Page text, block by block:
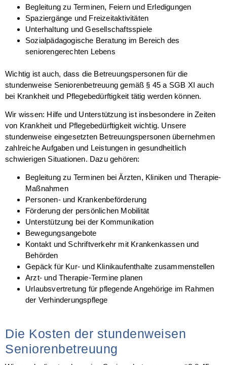
Begleitung zu Terminen, Feiern und Erledigungen
Spaziergänge und Freizeitaktivitäten
Unterhaltung und Gesellschaftsspiele
Sozialpädagogische Beratung im Bereich des
seniorengerechten Lebens
Wichtig ist auch, dass die Betreuungspersonen für die
stundenweise Seniorenbetreuung gemäß § 45 a SGB XI auch
bei Krankheit und Pflegebedürftigkeit tätig werden können.
Wir wissen: Hilfe und Unterstützung ist insbesondere in Zeiten
von Krankheit und Pflegebedürftigkeit wichtig. Unsere
stundenweise eingesetzten Betreuungspersonen übernehmen
zahlreiche Aufgaben und Leistungen in gesundheitlich
schwierigen Situationen. Dazu gehören:
Begleitung zu Terminen bei Ärzten, Kliniken und Therapie-
Maßnahmen
Personen- und Krankenbeförderung
Förderung der persönlichen Mobilität
Unterstützung bei der Kommunikation
Bewegungsangebote
Kontakt und Schriftverkehr mit Krankenkassen und
Behörden
Gepäck für Kur- und Klinikaufenthalte zusammenstellen
Arzt- und Therapie-Termine planen
Urlaubsvertretung für pflegende Angehörige im Rahmen
der Verhinderungspflege
Die Kosten der stundenweisen
Seniorenbetreuung